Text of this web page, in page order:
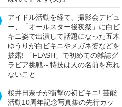
アイドル活動を経て、撮影会デビュ
ー、「オールスター後夜祭」に白ビ
キニ姿で出演して話題になった五木
ゆうりが白ビキニやメガネ姿などを
披露! 「FLASH」で初めての雑誌グ
ラビア挑戦～特技は人の名前を忘れ
ないこと
桜井日奈子が衝撃の初ビキニ! 芸能
活動10周年記念写真集の先行カッ